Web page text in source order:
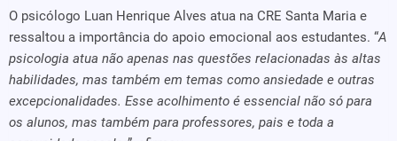
O psicólogo Luan Henrique Alves atua na CRE Santa Maria e
ressaltou a importância do apoio emocional aos estudantes. “A
psicologia atua não apenas nas questões relacionadas às altas
habilidades, mas também em temas como ansiedade e outras
excepcionalidades. Esse acolhimento é essencial não só para
os alunos, mas também para professores, pais e toda a